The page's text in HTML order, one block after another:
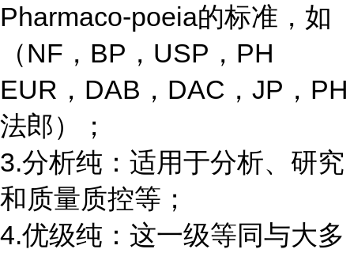
Pharmaco-poeia的标准，如
（NF，BP，USP，PH
EUR，DAB，DAC，JP，PH
法郎）；
3.分析纯：适用于分析、研究
和质量质控等；
4.优级纯：这一级等同与大多